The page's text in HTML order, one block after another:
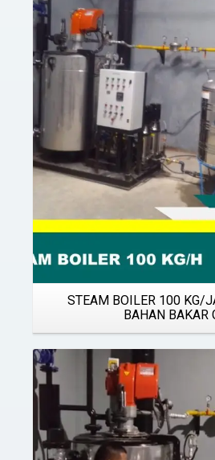
Details
STEAM BOILER 100 KG/
BAHAN BAKAR
Details